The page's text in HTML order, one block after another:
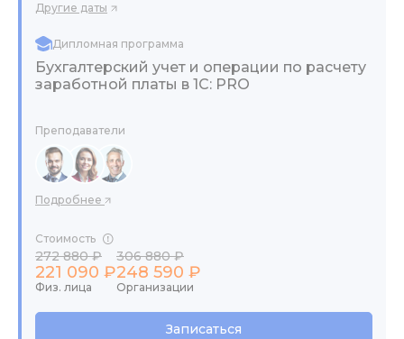
Другие даты
Дипломная программа
Бухгалтерский учет и операции по расчету
заработной платы в 1С: PRO
Преподаватели
Подробнее
Стоимость
272 880 ₽
221 090 ₽
Физ. лица
306 880 ₽
248 590 ₽
Организации
Записаться